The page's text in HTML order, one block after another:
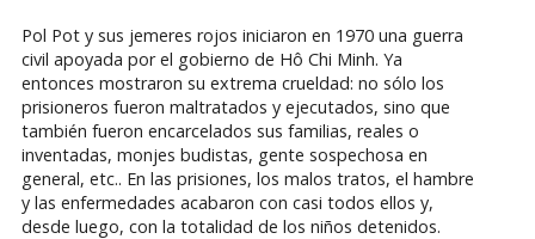
Pol Pot y sus jemeres rojos iniciaron en 1970 una guerra
civil apoyada por el gobierno de Hô Chi Minh. Ya
entonces mostraron su extrema crueldad: no sólo los
prisioneros fueron maltratados y ejecutados, sino que
también fueron encarcelados sus familias, reales o
inventadas, monjes budistas, gente sospechosa en
general, etc.. En las prisiones, los malos tratos, el hambre
y las enfermedades acabaron con casi todos ellos y,
desde luego, con la totalidad de los niños detenidos.